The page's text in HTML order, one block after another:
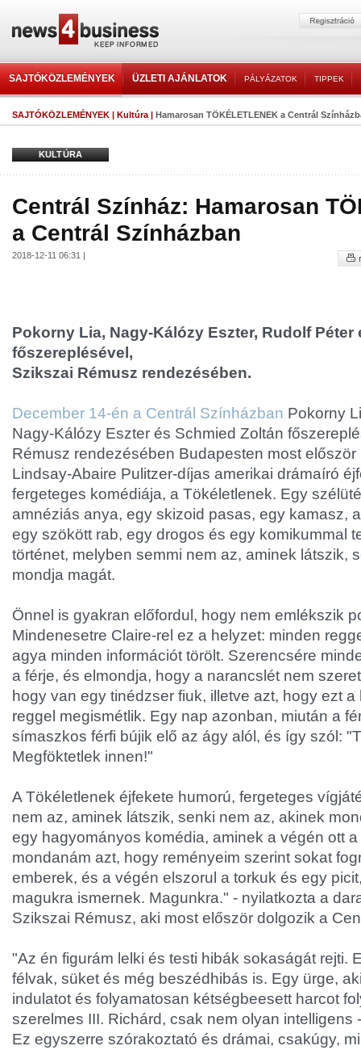
SAJTÓKÖZLEMÉNYEK ÜZLETI AJÁNLATOK PÁLYÁZATOK TIPPEK
SAJTÓKÖZLEMÉNYEK | Kultúra | Hamarosan TÖKÉLETLENEK a Centrál
KULTÚRA
Centrál Színház: Hamarosan
a Centrál Színházban
2018-12-11 06:31 |
Pokorny Lia, Nagy-Kálózy Eszter, Rudolf Péter
főszereplésével,
Szikszai Rémusz rendezésében.
December 14-én a Centrál Színházban Pokorny
Nagy-Kálózy Eszter és Schmied Zoltán
Rémusz rendezésében Budapesten most
Lindsay-Abaire Pulitzer-díjas amerikai drámaíró
fergeteges komédiája, a Tökéletlenek. Egy
amnéziás anya, egy skizoid pasas, egy kamasz,
egy szökött rab, egy drogos és egy komikummal
történet, melyben semmi nem az, aminek látszik,
mondja magát.
Önnel is gyakran előfordul, hogy nem emlékszik
Mindenesetre Claire-rel ez a helyzet: minden
agya minden információt törölt. Szerencsére
a férje, és elmondja, hogy a narancslét nem
hogy van egy tinédzser fiuk, illetve azt, hogy ezt
reggel megismétlik. Egy nap azonban, miután a
símaszkos férfi bújik elő az ágy alól, és így szól:
Megföktetlek innen!"
A Tökéletlenek éjfekete humorú, fergeteges
nem az, aminek látszik, senki nem az, akinek
egy hagyományos komédia, aminek a végén ott
mondanám azt, hogy reményeim szerint sokat
emberek, és a végén elszorul a torkuk és egy
magukra ismernek. Magunkra." - nyilatkozta a
Szikszai Rémusz, aki most először dolgozik a
"Az én figurám lelki és testi hibák sokaságát rejti.
félvak, süket és még beszédhibás is. Egy ürge,
indulatot és folyamatosan kétségbeesett harcot
szerelmes III. Richárd, csak nem olyan intelligens
Ez egyszerre szórakoztató és drámai, csakúgy,